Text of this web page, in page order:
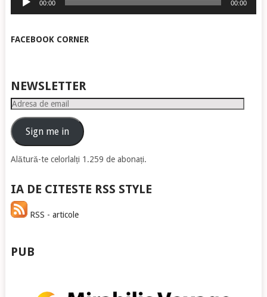
audio
00:00 00:00
FACEBOOK CORNER
NEWSLETTER
Adresa
emailSign me in
Alătură-te celorlalți 1.259 de abonați.
IA DE CITESTE RSS STYLE
RSS - articole
PUB